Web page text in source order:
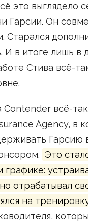
это выглядело
Гарсии. Он
Старался
в итоге лишь в
Стива всё-
всё-
Agency, в
Гарсию
Это
графике:
отрабатывал
на